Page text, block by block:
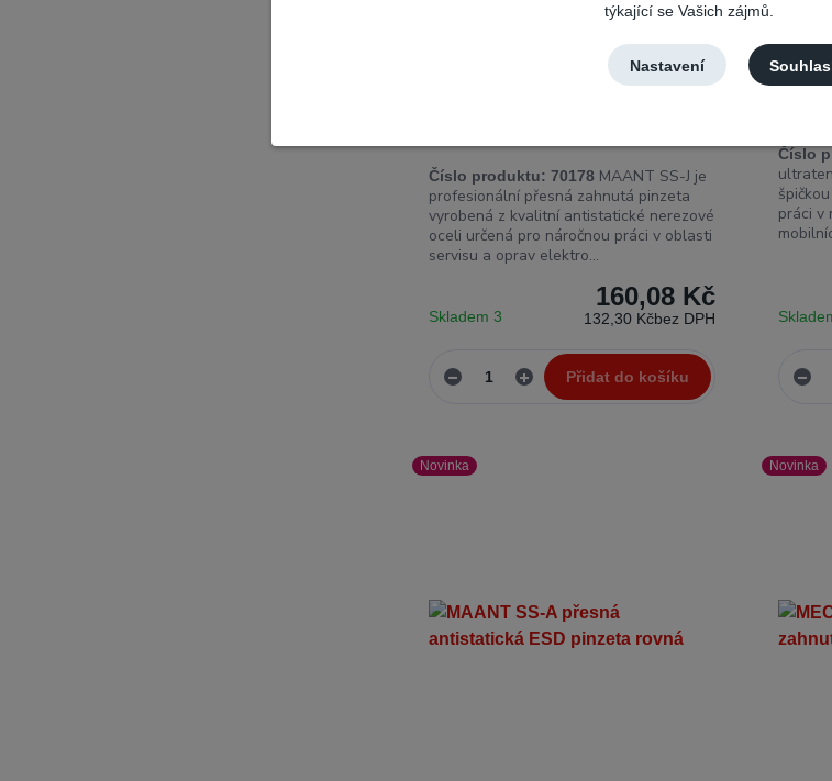
MAANT SS-J Přesná antistatická
Číslo produktu: 70178 MAANT SS-J je
profesionální přesná zahnutá pinzeta
vyrobená z kvalitní antistatické nerezové
oceli určená pro náročnou práci v oblasti
servisu a oprav elektro...
160,08 Kč
132,30 Kčbez DPH
Skladem 3
Přidat do košíku
QianLi
Číslo
práci v
Novinka Novinka
týkající se Vašich zájmů.
Nastavení